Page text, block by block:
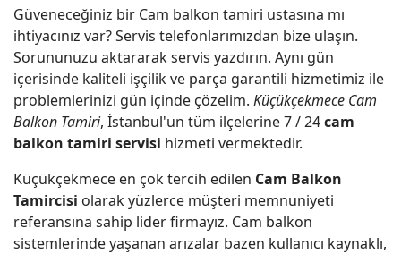
Güveneceğiniz bir Cam balkon tamiri ustasına mı
ihtiyacınız var? Servis telefonlarımızdan bize ulaşın.
Sorununuzu aktararak servis yazdırın. Aynı gün
içerisinde kaliteli işçilik ve parça garantili hizmetimiz ile
problemlerinizi gün içinde çözelim. Küçükçekmece Cam
Balkon Tamiri, İstanbul'un tüm ilçelerine 7 / 24cam
balkon tamiri servisi hizmeti vermektedir.
Küçükçekmece en çok tercih edilen Cam Balkon
Tamircisi olarak yüzlerce müşteri memnuniyeti
referansına sahip lider firmayız. Cam balkon
sistemlerinde yaşanan arızalar bazen kullanıcı kaynaklı,